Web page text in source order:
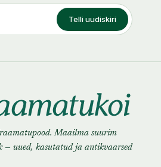
Telli uudiskiri
Maailma suurim
— uued, kasutatud ja antikvaarsed